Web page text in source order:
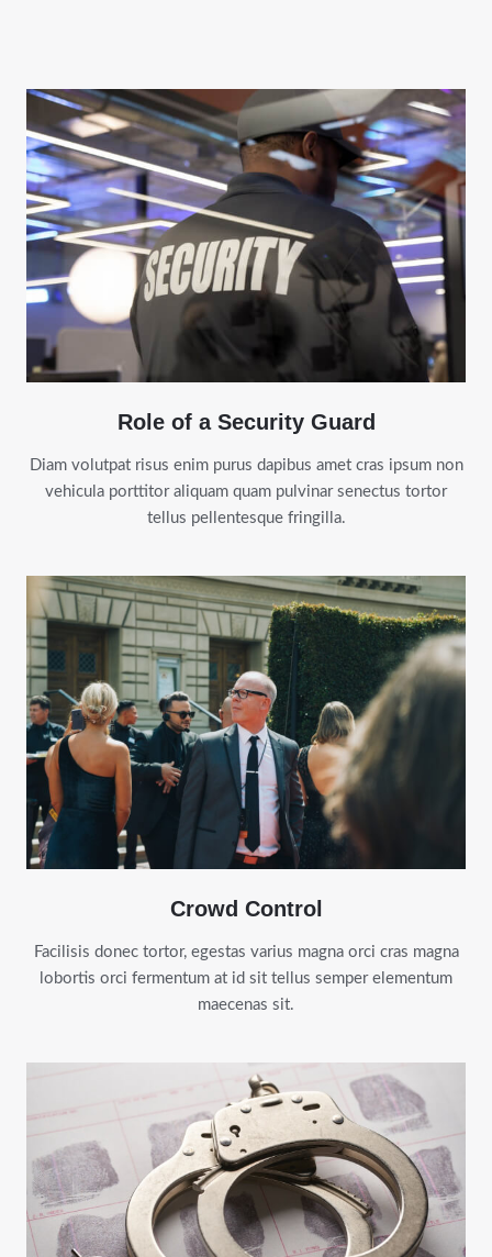
Role of a Security Guard
Diam volutpat risus enim purus dapibus amet cras ipsum non
vehicula porttitor aliquam quam pulvinar senectus tortor
tellus pellentesque fringilla.
Crowd Control
Facilisis donec tortor, egestas varius magna orci cras magna
lobortis orci fermentum at id sit tellus semper elementum
maecenas sit.